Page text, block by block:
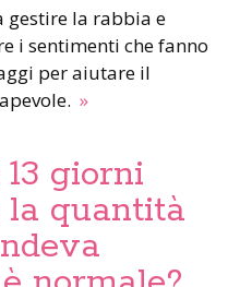
gestire la rabbia e
i sentimenti che fanno
per aiutare il
»
giorni
la quantità